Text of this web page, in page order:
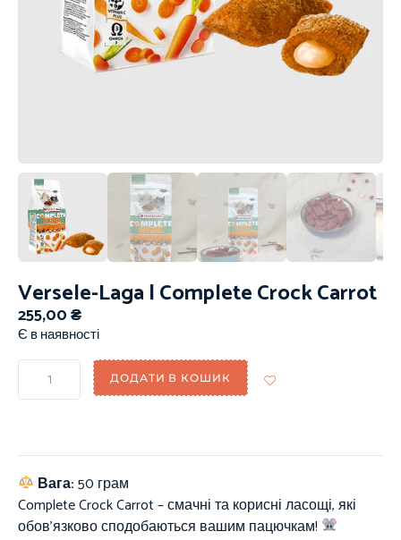
Versele-Laga | Complete Crock Carrot
255,00₴
Є в наявності
ДОДАТИ В КОШИК
Вага:50 грам
Complete Crock Carrot – смачні та корисні ласощі, які
обов’язково сподобаються вашим пацючкам!